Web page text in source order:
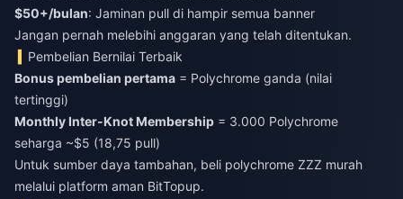
$50+/bulan: Jaminan pull di hampir semua banner
Jangan pernah melebihi anggaran yang telah ditentukan.
Pembelian Bernilai Terbaik
Bonus pembelian pertama = Polychrome ganda (nilai
Monthly Inter-Knot Membership = 3.000 Polychrome
seharga ~$5 (18,75 pull)
Untuk sumber daya tambahan, beli polychrome ZZZ murah
melalui platform aman BitTopup.